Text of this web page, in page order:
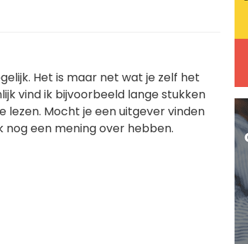
Het is maar net wat je zelf het
vind ik bijvoorbeeld lange stukken
Mocht je een uitgever vinden
nog een mening over hebben.